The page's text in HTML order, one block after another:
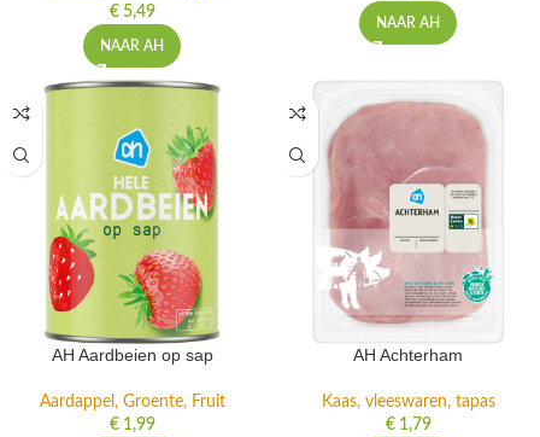
€5,49
NAAR AH
NAAR AH
AH Aardbeien op sap
Aardappel, Groente, Fruit
€1,99
AH Achterham
Kaas, vleeswaren, tapas
€1,79